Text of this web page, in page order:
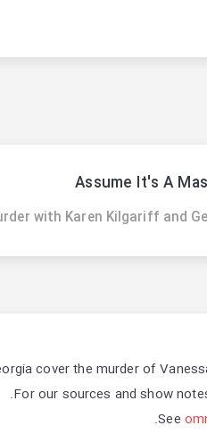
with Karen Kilgariff and
cover the murder of
For our sources and show
.
See